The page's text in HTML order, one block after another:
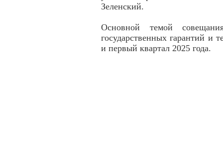
Зеленский.
Основной темой
государственных гарантий и
и первый квартал 2025 года.